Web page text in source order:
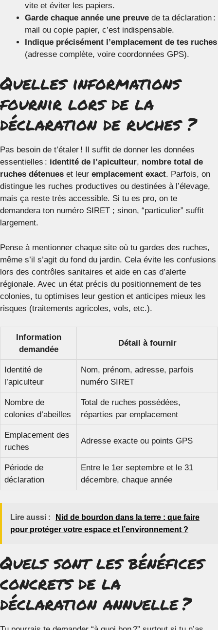
vite et éviter les papiers.
Garde chaque année une preuve de ta déclaration :
mail ou copie papier, c’est indispensable.
Indique précisément l’emplacement de tes ruches
(adresse complète, voire coordonnées GPS).
Quelles informations
fournir lors de la
déclaration de ruches ?
Pas besoin de t’étaler ! Il suffit de donner les données
essentielles : identité de l’apiculteur, nombre total de
ruches détenues et leur emplacement exact. Parfois, on
distingue les ruches productives ou destinées à l’élevage,
mais ça reste très accessible. Si tu es pro, on te
demandera ton numéro SIRET ; sinon, “particulier” suffit
largement.
Pense à mentionner chaque site où tu gardes des ruches,
même s’il s’agit du fond du jardin. Cela évite les confusions
lors des contrôles sanitaires et aide en cas d’alerte
régionale. Avec un état précis du positionnement de tes
colonies, tu optimises leur gestion et anticipes mieux les
risques (traitements agricoles, vols, etc.).
Information
demandée
Détail à fournir
Identité de
l’apiculteur
Nom, prénom, adresse, parfois
numéro SIRET
Nombre de
colonies d’abeilles
Total de ruches possédées,
réparties par emplacement
Emplacement des
ruches
Adresse exacte ou points GPS
Période de
déclaration
Entre le 1er septembre et le 31
décembre, chaque année
Lire aussi :
Nid de bourdon dans la terre : que faire
pour protéger votre espace et l’environnement ?
Quels sont les bénéfices
concrets de la
déclaration annuelle ?